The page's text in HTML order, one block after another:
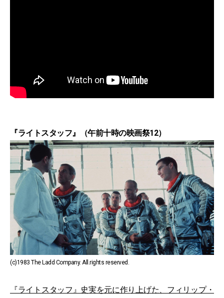
『ライトスタッフ』（午前十時の映画祭12）
(c)1983 The Ladd Company. All.rights reserved.
『ライトスタッフ』史実を元に作り上げた、フィリップ・